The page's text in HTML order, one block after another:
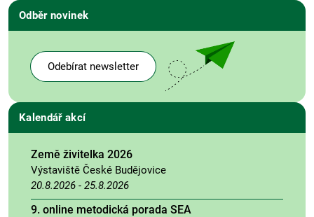
Odběr novinek
Odebírat newsletter
Kalendář akcí
Země živitelka 2026
Výstaviště České Budějovice
20.8.2026 - 25.8.2026
9. online metodická porada SEA